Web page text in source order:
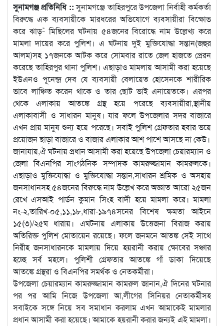
সুনামগঞ্জ প্রতিনিধি ::সুনামগঞ্জে তাহিরপুরে উপজেলা নির্বাহী কর্মকর্তা
বিরুদ্ধে এক ব্যবসায়ীকে মারধরের অভিযোগে ব্যবসায়ীরা বিক্ষোভ
করে ঝাড়–ঁ মিছিলের ঘটনায় ৫৪জনের বিরোদ্ধে নাম উল্লেখ্য করে
মামলা দায়ের করে পুলিশ। এ ঘটনায় দুই মুক্তিযোদ্ধা সন্তান(জহুর
আলম)সহ ১৭জনকে আটক করে সোমবার রাতে জেল হাজতে প্রেরন
করেছে তাহিরপুর থানা পুলিশ। এছাড়াও মামলায় আসামী করা হয়েছে
ইউএনও পূনেন্দ্র দেব যে ব্যবসায়ী বেলায়েত হোসেনকে শারীরিক
ভাবে লাঞ্চিত করেন থাকে ও তার ছোট ভাই এনায়েতকে। এরপর
থেকে এলাকায় আতঙ্কে গ্রস্থ হয়ে পরেছে ব্যবসায়ীরা,স্থানীয়
এলাকাবাসী ও সাধারন মানুষ। যার ফলে উপজেলার সদর বাজারে
এখন প্রায় মানুষ শুন্য হয়ে পরেছে। সবাই পুলিশ গ্রেফতার হবার ভয়ে
প্রয়োজন ছাড়া বাজারে ও বাজার এলাকার আশ পাশে আসছে না কেউ।
জানাযায়,ঐ ঘটনায় প্রধান আসামী করা হয়েছে উপজেলা চেয়ারম্যান ও
জেলা বিএনপির সাংগঠনিক সম্পাদক কামরুজ্জামান কামরুলকে।
এছাড়াও মুক্তিযোদ্ধা ও মুক্তিযোদ্ধা সন্তান,সাধারন শ্রমিক ও অসহায়
জনসাধানসহ ৫৪জনের বিরুদ্ধে নাম উল্লেখ করে অজ্ঞাত আরো ২৫জন
রেখে এসআই পার্ডন কুমান সিংহ বাদী হয়ে মামলা করে। মামলা
নং-২,তারিখ-০৫,১১,১৮,ধারা-১৯৭৪সনের বিশেষ ক্ষমতা আইনে
১৫(৩)/২৫ঘ ধারায়। এঘটনায় এলাকায় উত্তেজনা বিরাজ করায়
অতিরিক্ত পুলিশ মোতায়েন রয়েছে। ফলে জনমনে আতঙ্ক সেই সাথে
নিরীহ জনসাধারনকে মামলায় দিয়ে হয়রানী করায় ক্ষোবের সঞ্চার
হচ্ছে সর্ব মহলে। পুলিশী গ্রেফতার আতঙ্কে গাঁ ডাকা দিয়েছে
আতঙ্কে গ্রস্থরা ও বিএনপির সমর্থক ও নেতকর্মীরা।
উপজেলা চেয়ারম্যান কামরুজ্জামান কামরুল জানান,ঐ দিনের ঘটনার
পর পর আমি নিজে উপজেলা আ,লীগের সিনিয়র নেতাকর্মীসহ
সবাইকে সঙ্গে নিয়ে সব সমাধান করলাম এখন আমাকেই মামলার
প্রধান আসামী করা হয়েছে। আমাকে হয়রানী করার জন্যই এই মামলা।